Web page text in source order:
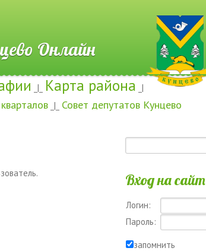
Онлайн
_|_ Карта района _|
_|_ Совет депутатов Кунцево
Вход на сайт
Логин:
Пароль:
запомнить